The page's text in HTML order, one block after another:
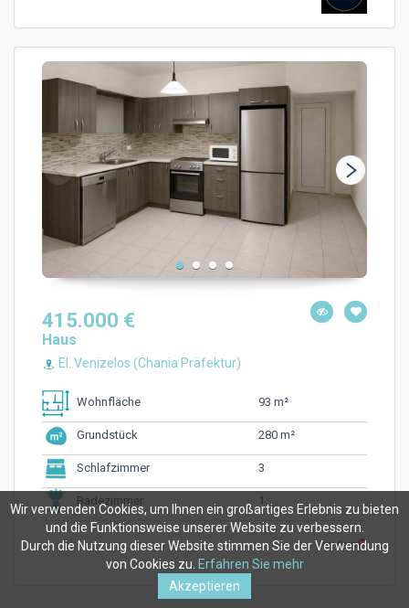
415.000 €
Haus
El. Venizelos (Chania Präfektur)
Wohnfläche 93 m²
Grundstück 280 m²
Schlafzimmer 3
Badezimmer 1
Wir verwenden Cookies, um Ihnen ein großartiges Erlebnis zu bieten
und die Funktionsweise unserer Website zu verbessern.
Durch die Nutzung dieser Website stimmen Sie der Verwendung
von Cookies zu. Erfahren Sie mehr
Akzeptieren